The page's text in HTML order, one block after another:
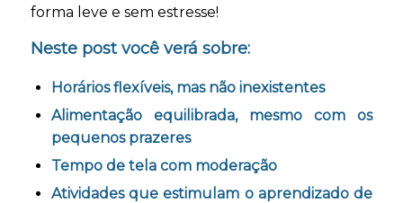
forma leve e sem estresse!
Neste post você verá sobre:
Horários flexíveis, mas não inexistentes
Alimentação equilibrada, mesmo com os
pequenos prazeres
Tempo de tela com moderação
Atividades que estimulam o aprendizado de